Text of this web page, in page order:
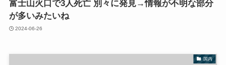
富士山火口で3人死亡 別々に発見→情報が不明な部分
が多いみたいね
2024-06-26
国内